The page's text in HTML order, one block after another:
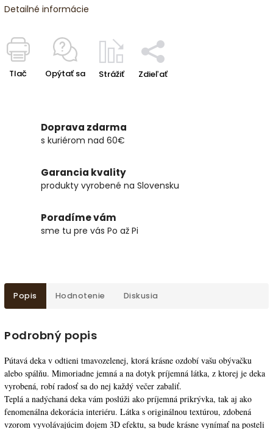
Detailné informácie
Tlač Opýtať sa Strážiť Zdieľať
Doprava zdarma
s kuriérom nad 60€
Garancia kvality
produkty vyrobené na Slovensku
Poradíme vám
sme tu pre vás Po až Pi
Popis Hodnotenie Diskusia
Podrobný popis
Pútavá deka v odtieni tmavozelenej, ktorá krásne ozdobí vašu obývačku
alebo spálňu. Mimoriadne jemná a na dotyk príjemná látka, z ktorej je deka
vyrobená, robí radosť sa do nej každý večer zabaliť.
Teplá a nadýchaná deka vám poslúži ako príjemná prikrývka, tak aj ako
fenomenálna dekorácia interiéru. Látka s originálnou textúrou, zdobená
vzorom vyvolávajúcim dojem 3D efektu, sa bude krásne vynímať na posteli